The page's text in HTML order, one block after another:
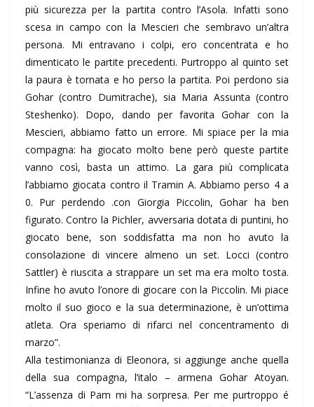
più sicurezza per la partita contro l’Asola. Infatti sono
scesa in campo con la Mescieri che sembravo un’altra
persona. Mi entravano i colpi, ero concentrata e ho
dimenticato le partite precedenti. Purtroppo al quinto set
la paura è tornata e ho perso la partita. Poi perdono sia
Gohar (contro Dumitrache), sia Maria Assunta (contro
Steshenko). Dopo, dando per favorita Gohar con la
Mescieri, abbiamo fatto un errore. Mi spiace per la mia
compagna: ha giocato molto bene però queste partite
vanno così, basta un attimo. La gara più complicata
l’abbiamo giocata contro il Tramin A. Abbiamo perso 4 a
0. Pur perdendo .con Giorgia Piccolin, Gohar ha ben
figurato. Contro la Pichler, avversaria dotata di puntini, ho
giocato bene, son soddisfatta ma non ho avuto la
consolazione di vincere almeno un set. Locci (contro
Sattler) è riuscita a strappare un set ma era molto tosta.
Infine ho avuto l’onore di giocare con la Piccolin. Mi piace
molto il suo gioco e la sua determinazione, è un’ottima
atleta. Ora speriamo di rifarci nel concentramento di
marzo”.
Alla testimonianza di Eleonora, si aggiunge anche quella
della sua compagna, l’italo – armena Gohar Atoyan.
“L’assenza di Pam mi ha sorpresa. Per me purtroppo é